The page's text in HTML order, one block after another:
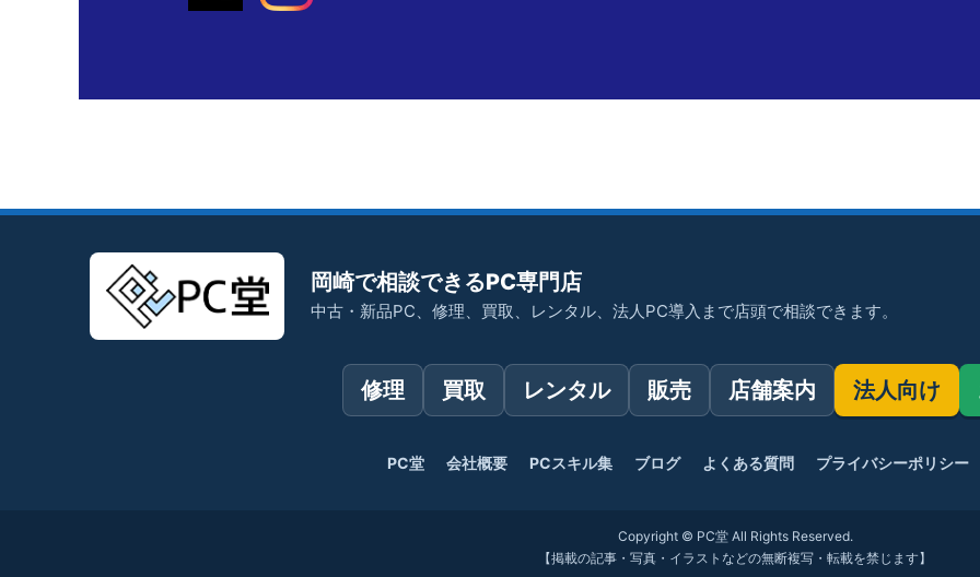
岡崎で相談できるPC専門店
中古・新品PC、修理、買取、レンタル、法人PC導入まで店頭で相談できます。
修理 買取 レンタル 販売 店舗案内 法人向け
PC堂 会社概要 PCスキル集 ブログ よくある質問 プライバシーポリシー
Copyright © PC堂 All Rights Reserved.
【掲載の記事・写真・イラストなどの無断複写・転載を禁じます】